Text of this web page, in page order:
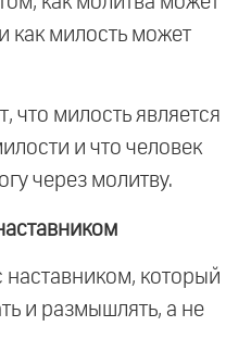
как милость может
что милость является
и что человек
через молитву.
наставником, который
и размышлять, а не